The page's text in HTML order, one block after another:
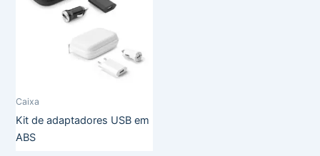
Caixa
Kit de adaptadores USB em
ABS